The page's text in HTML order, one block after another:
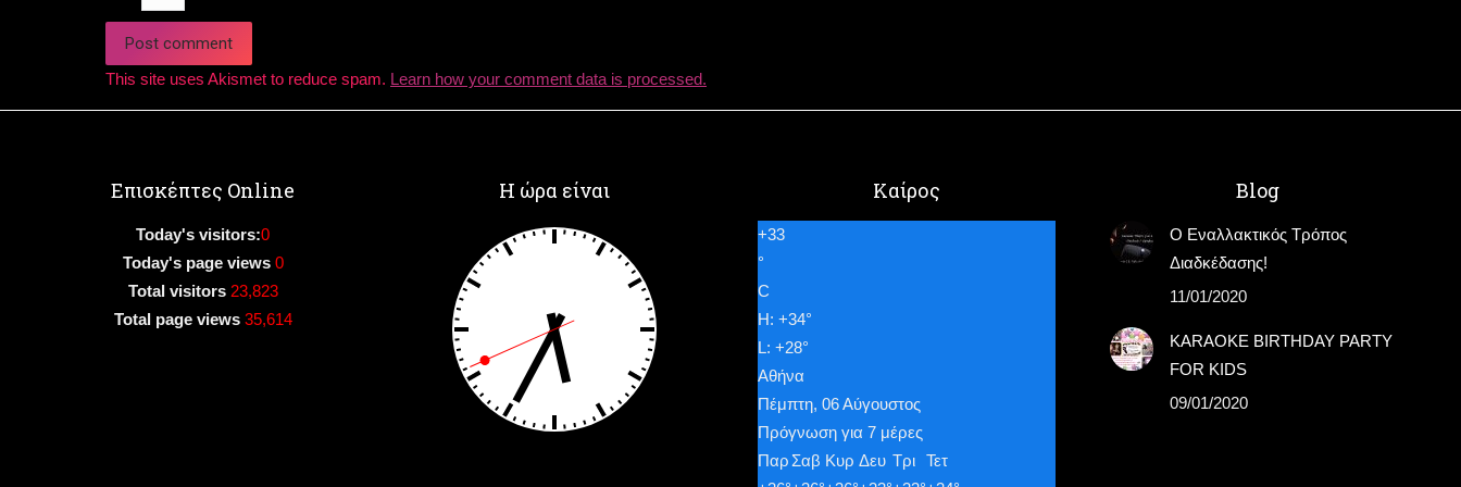
Post comment
This site uses Akismet to reduce spam. Learn how your comment data is processed.
Επισκέπτες Online
Today's visitors:0
Today's page views 0
Total visitors 23,823
Total page views 35,614
Η ώρα είναι Καίρος
+33
°
C
H: +34°
L: +28°
Αθήνα
Πέμπτη, 06 Αύγουστος
Πρόγνωση για 7 μέρες
Παρ Σαβ Κυρ Δευ Τρι Τετ
Blog
Ο Εναλλακτικός Τρόπος
Διαδκέδασης!
11/01/2020
KARAOKE BIRTHDAY PARTY
FOR KIDS
09/01/2020